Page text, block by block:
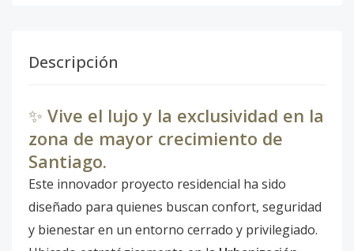
Descripción
✨ Vive el lujo y la exclusividad en la
zona de mayor crecimiento de
Santiago.
Este innovador proyecto residencial ha sido
diseñado para quienes buscan confort, seguridad
y bienestar en un entorno cerrado y privilegiado.